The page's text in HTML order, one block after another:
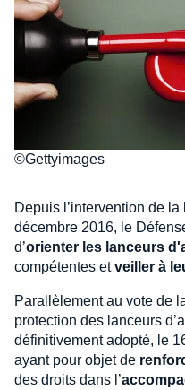
©Gettyimages
Depuis l’intervention de
décembre 2016, le
d’orienter les lanceurs
compétentes etveiller à
Parallèlement au vote de
protection des lanceurs
définitivement adopté, le
ayant pour objet de
des droits dans l’